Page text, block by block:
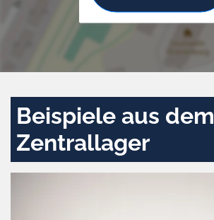
Beispiele aus dem
Zentrallager